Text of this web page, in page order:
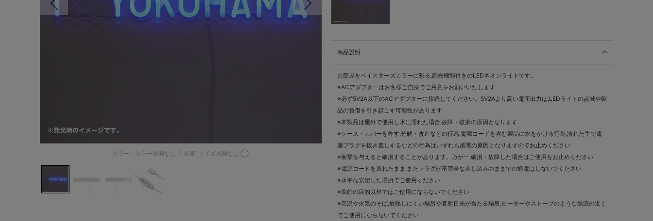
前の画像 次の画像
カラー：カラー展開なし / 在庫 サイズ展開なし:◯
商品説明
お部屋をベイスターズカラーに彩る,調光機能付きのLEDネオンライトです。
※ACアダプターはお客様ご自身でご用意をお願いいたします
※必ず5V2A以下のACアダプターに接続してください。5V2Aより高い電圧出力は,LEDライトの点滅や製
品の負傷を引き起こす可能性があります
※本製品は屋外で使用し水に濡れた場合,故障・破損の原因となります
※ケース・カバーを外す,分解・改造などの行為,電源コードを含む製品に水をかける行為,濡れた手で電
源プラグを抜き差しするなどの行為はいずれも感電の原因となりますのでお止めください
※衝撃を与えると破損することがあります。万が一,破損・故障した場合はご使用をお止めください
※電源コードを束ねたまま,またフラグが不完全な差し込みのままでの通電はしないでください
※水平な安定した場所でご使用ください
※装飾の目的以外ではご使用にならないでください
※高温や火気のそば,放熱しにくい場所や直射日光が当たる場所,ヒーターやストーブのような熱源の近く
でご使用にならないでください